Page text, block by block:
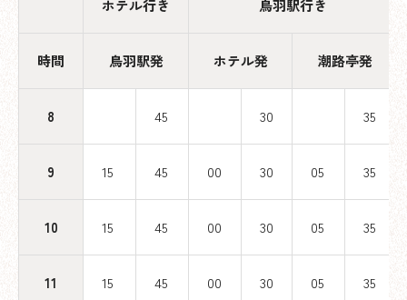
ホテル行き 鳥羽駅行き
時間 鳥羽駅発 ホテル発 潮路亭発
8 45 30 35
9 15 45 00 30 05 35
10 15 45 00 30 05 35
11 15 45 00 30 05 35